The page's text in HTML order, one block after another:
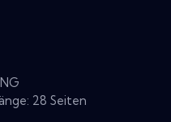
28 Seiten